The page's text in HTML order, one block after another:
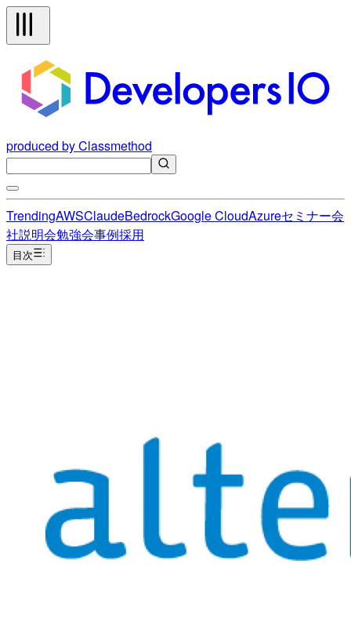
produced by Classmethod
TrendingAWSClaudeBedrockGoogle CloudAzureセミナー会
社説明会勉強会事例採用
目次